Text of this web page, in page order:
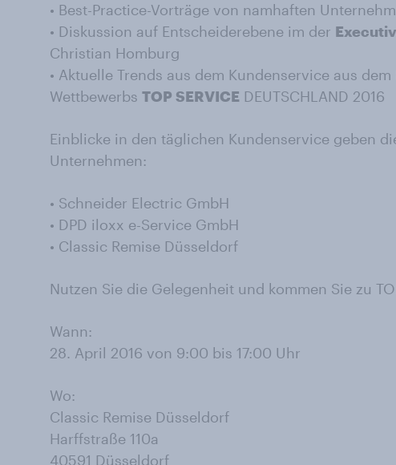
• Best-Practice-Vorträge von namhaften
• Diskussion auf Entscheiderebene im der
Christian Homburg
• Aktuelle Trends aus dem Kundenservice aus
Wettbewerbs TOP SERVICE DEUTSCHLAND 2016
Einblicke in den täglichen Kundenservice geben
Unternehmen:
• Schneider Electric GmbH
• DPD iloxx e-Service GmbH
• Classic Remise Düsseldorf
Nutzen Sie die Gelegenheit und kommen Sie zu
Wann:
28. April 2016 von 9:00 bis 17:00 Uhr
Wo:
Classic Remise Düsseldorf
Harffstraße 110a
40591 Düsseldorf